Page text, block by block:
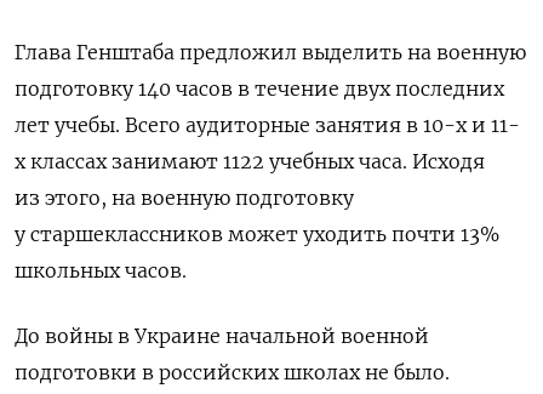
Глава Генштаба предложил выделить на военную
подготовку 140 часов в течение двух последних
лет учебы. Всего аудиторные занятия в 10-х и 11-
х классах занимают 1122 учебных часа. Исходя
из этого, на военную подготовку
у старшеклассников может уходить почти 13%
школьных часов.
До войны в Украине начальной военной
подготовки в российских школах не было.